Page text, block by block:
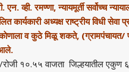
व्ही. रमण्णा, न्यायमूर्ती सर्वोच्च
कार्यकारी अध्यक्ष राष्ट्रीय विधी सेवा
काेणाला व कुठे मिळू शकते,
आले.
रोजी १०.५५ वाजता जिल्हयातील